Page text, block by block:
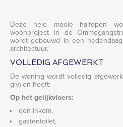
Deze hele mooie halfopen
woonproject in de
wordt gebouwd in een
architectuur.
VOLLEDIG AFGEWERKT
De woning wordt volledig
glv) en heeft:
Op het gelijkvloers:
een inkom,
gastentoilet,